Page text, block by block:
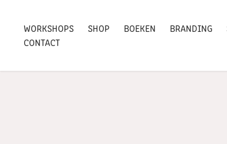
WORKSHOPS SHOP BOEKEN BRANDING
CONTACT